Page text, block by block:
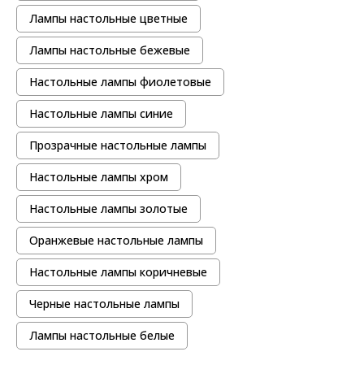
Лампы настольные цветные
Лампы настольные бежевые
Настольные лампы фиолетовые
Настольные лампы синие
Прозрачные настольные лампы
Настольные лампы хром
Настольные лампы золотые
Оранжевые настольные лампы
Настольные лампы коричневые
Черные настольные лампы
Лампы настольные белые